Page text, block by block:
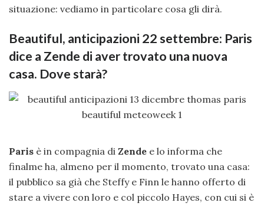
situazione: vediamo in particolare cosa gli dirà.
Beautiful, anticipazioni 22 settembre: Paris
dice a Zende di aver trovato una nuova
casa. Dove starà?
Paris è in compagnia di Zende e lo informa che
finalme ha, almeno per il momento, trovato una casa:
il pubblico sa già che Steffy e Finn le hanno offerto di
stare a vivere con loro e col piccolo Hayes, con cui si è